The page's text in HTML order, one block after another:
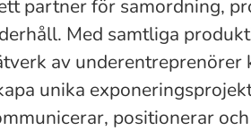
partner för samordning,
Med samtliga
av underentreprenörer
unika
positionerar